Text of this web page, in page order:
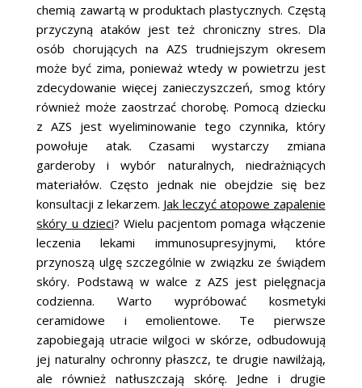
chemią zawartą w produktach plastycznych. Częstą
przyczyną ataków jest też chroniczny stres. Dla
osób chorujących na AZS trudniejszym okresem
może być zima, ponieważ wtedy w powietrzu jest
zdecydowanie więcej zanieczyszczeń, smog który
również może zaostrzać chorobę. Pomocą dziecku
z AZS jest wyeliminowanie tego czynnika, który
powołuje atak. Czasami wystarczy zmiana
garderoby i wybór naturalnych, niedrażniących
materiałów. Często jednak nie obejdzie się bez
konsultacji z lekarzem. Jak leczyć atopowe zapalenie
skóry u dzieci? Wielu pacjentom pomaga włączenie
leczenia lekami immunosupresyjnymi, które
przynoszą ulgę szczególnie w związku ze świądem
skóry. Podstawą w walce z AZS jest pielęgnacja
codzienna. Warto wypróbować kosmetyki
ceramidowe i emolientowe. Te pierwsze
zapobiegają utracie wilgoci w skórze, odbudowują
jej naturalny ochronny płaszcz, te drugie nawilżają,
ale również natłuszczają skórę. Jedne i drugie